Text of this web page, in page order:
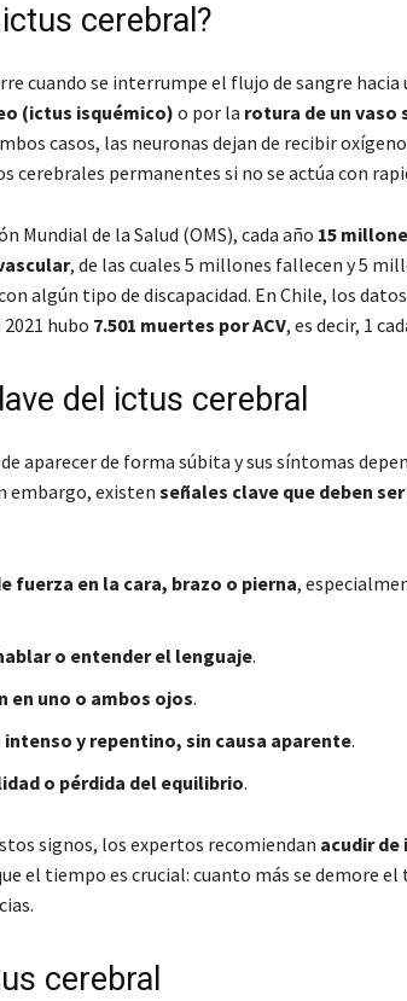
cerebral?
cuando se interrumpe el flujo de sangre
(ictus isquémico) o por la rotura de un vaso
casos, las neuronas dejan de recibir
cerebrales permanentes si no se actúa con
Mundial de la Salud (OMS), cada año 15
, de las cuales 5 millones fallecen y 5
algún tipo de discapacidad. En Chile, los
hubo 7.501 muertes por ACV, es decir, 1
del ictus cerebral
aparecer de forma súbita y sus síntomas
embargo, existen señales clave que deben
fuerza en la cara, brazo o pierna,
o entender el lenguaje.
en uno o ambos ojos.
intenso y repentino, sin causa aparente.
o pérdida del equilibrio.
signos, los expertos recomiendan acudir de
el tiempo es crucial: cuanto más se demore
cerebral